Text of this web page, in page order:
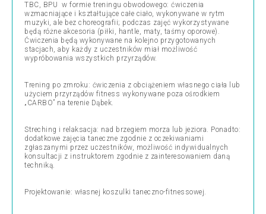
TBC, BPU w formie treningu obwodowego: ćwiczenia
wzmacniające i kształtujące całe ciało, wykonywane w rytm
muzyki, ale bez choreografii; podczas zajęć wykorzystywane
będą różne akcesoria (piłki, hantle, maty, taśmy oporowe).
Ćwiczenia będą wykonywane na kolejno przygotowanych
stacjach, aby każdy z uczestników miał możliwość
wypróbowania wszystkich przyrządów.
Trening po zmroku: ćwiczenia z obciążeniem własnego ciała lub
użyciem przyrządów fitness wykonywane poza ośrodkiem
„CARBO” na terenie Dąbek.
Streching i relaksacja: nad brzegiem morza lub jeziora. Ponadto:
dodatkowe zajęcia taneczne zgodnie z oczekiwaniami
zgłaszanymi przez uczestników, możliwość indywidualnych
konsultacji z instruktorem zgodnie z zainteresowaniem daną
techniką.
Projektowanie: własnej koszulki taneczno-fitnessowej.